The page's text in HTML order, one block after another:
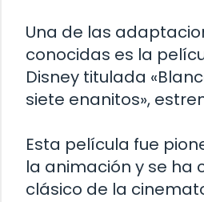
Una de las
conocidas es la
Disney titulada
siete enanitos»,
Esta película fue
la animación y se ha
clásico de la